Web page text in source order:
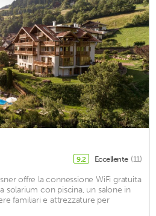
9,2 Eccellente (11)
offre la connessione WiFi gratuita
solarium con piscina, un salone in
familiari e attrezzature per